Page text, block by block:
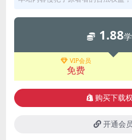
1.88
VIP会员
免费
购买下载
开通会